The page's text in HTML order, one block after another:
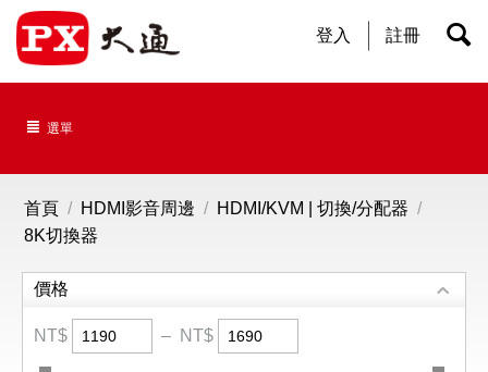
登入 註冊
選單
首頁 / HDMI影音周邊 / HDMI/KVM | 切換/分配器 /
8K切換器
價格
NT$ – NT$